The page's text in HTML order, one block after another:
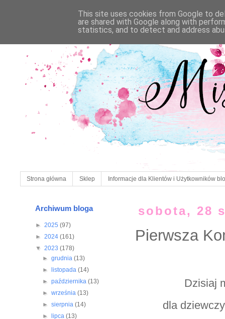
Strona główna Sklep Informacje dla Klientów i Użytkowników
sobota, 28
Pierwsza
Dzisiaj
dla
Archiwum bloga
► 2025 (97)
► 2024 (161)
▼ 2023 (178)
►grudnia(13)
►
listopada(14)
►października(13)
►września(13)
►sierpnia(14)
►
lipca(13)
This site uses cookies from Google to
are shared with Google along with
statistics, and to detect and address